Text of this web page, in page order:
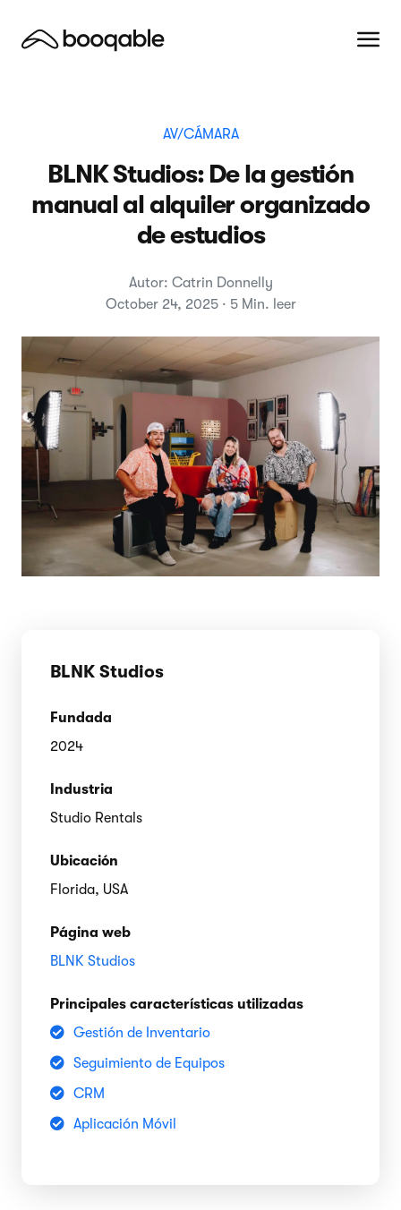
AV/CÁMARA
BLNK Studios: De la gestión
manual al alquiler organizado
de estudios
Autor: Catrin Donnelly
October 24, 2025 · 5 Min. leer
BLNK Studios
Fundada
2024
Industria
Studio Rentals
Ubicación
Florida, USA
Página web
BLNK Studios
Principales características utilizadas
Gestión de Inventario
Seguimiento de Equipos
CRM
Aplicación Móvil